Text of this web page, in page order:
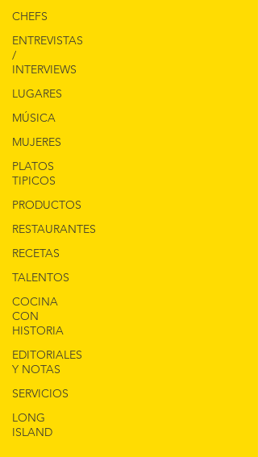
CHEFS
ENTREVISTAS
/
INTERVIEWS
LUGARES
MÚSICA
MUJERES
PLATOS
TIPICOS
PRODUCTOS
RESTAURANTES
RECETAS
TALENTOS
COCINA
CON
HISTORIA
EDITORIALES
Y NOTAS
SERVICIOS
LONG
ISLAND